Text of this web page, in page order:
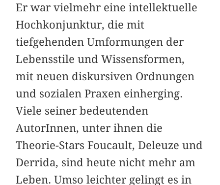
Er war vielmehr eine intellektuelle
Hoch­konjunktur, die mit
tiefgehenden Umformungen der
Lebensstile und Wissensformen,
mit neuen diskursiven Ordnungen
und sozialen Praxen einherging.
Viele seiner bedeutenden
AutorInnen, unter ihnen die
Theorie-Stars Foucault, Deleuze und
Derrida, sind heute nicht mehr am
Leben. Umso leichter gelingt es in